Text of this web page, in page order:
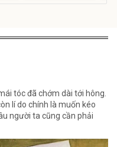
tóc đã chớm dài tới hông.
lí do chính là muốn kéo
người ta cũng cần phải